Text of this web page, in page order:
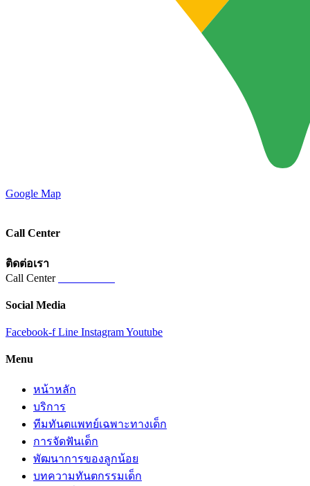
Google Map
Call Center
ติดต่อเรา
Call Center
Social Media
Facebook-f Line InstagramYoutube
Menu
หน้าหลัก
บริการ
ทีมทันตแพทย์เฉพาะทางเด็ก
การจัดฟันเด็ก
พัฒนาการของลูกน้อย
บทความทันตกรรมเด็ก